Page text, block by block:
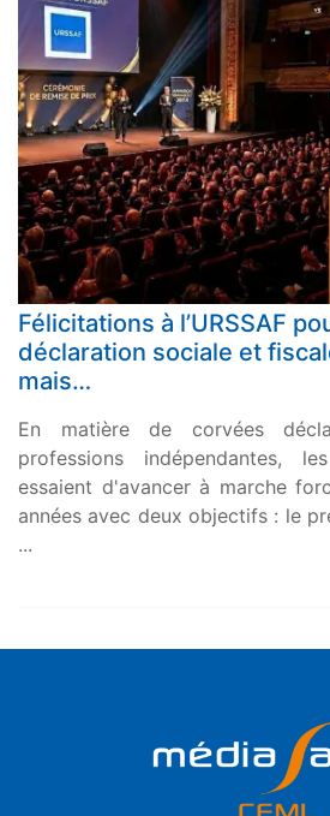
Félicitations à l’URSSAF
déclaration sociale et
mais…
En matière de corvées
professions indépendantes,
essaient d'avancer à marche
années avec deux objectifs : le
...